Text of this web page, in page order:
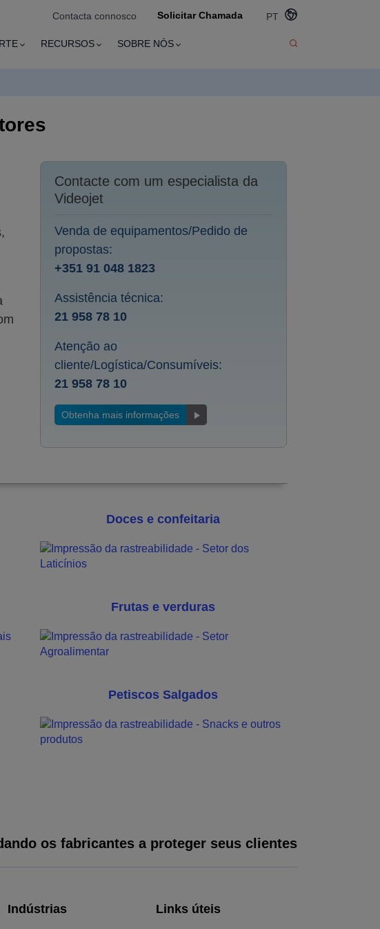
Contacta connosco Solicitar Chamada PT
RECURSOS SOBRE NÓS
Contacte com um especialista da
Videojet
Venda de equipamentos/Pedido de
propostas:
+351 91 048 1823
Assistência técnica:
21 958 78 10
Atenção ao
cliente/Logística/Consumíveis:
21 958 78 10
Obtenha mais informações
Doces e confeitaria
Frutas e verduras
Petiscos Salgados
os fabricantes a proteger seus clientes
Indústrias Links úteis